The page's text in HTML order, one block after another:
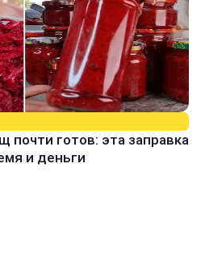
почти готов: эта заправка
и деньги